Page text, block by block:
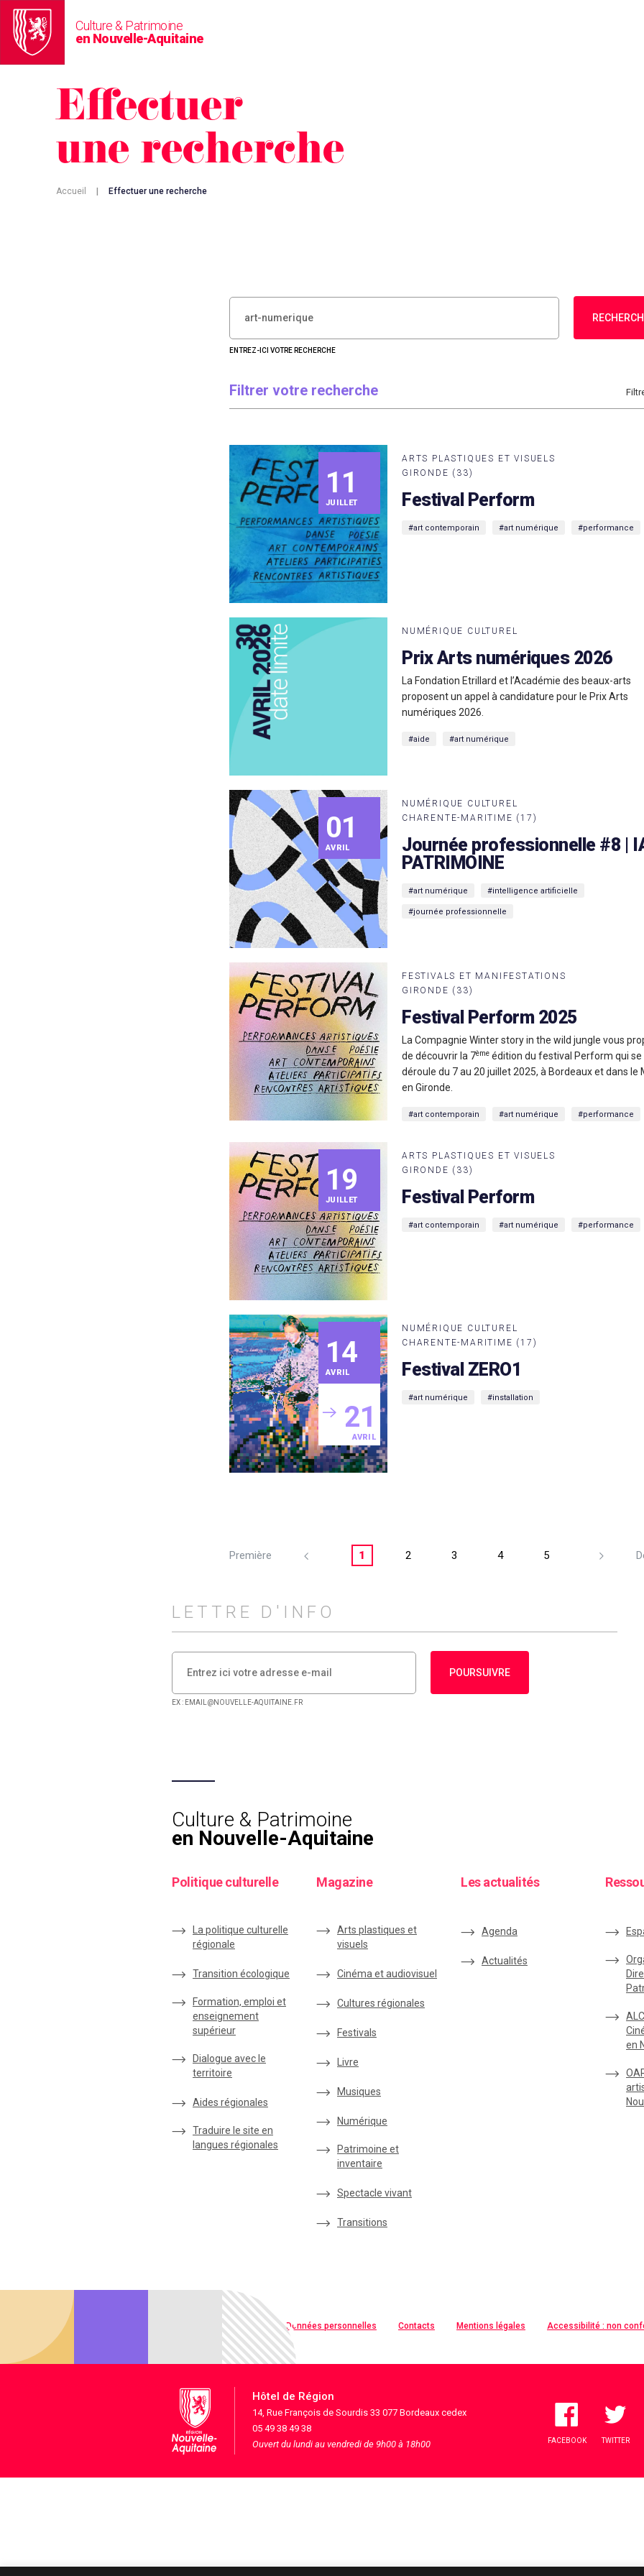
Culture & Patrimoine
en Nouvelle-Aquitaine
Effectuer
une recherche
Accueil Effectuer une recherche
RECHERCHER :
ENTREZ-ICI VOTRE RECHERCHE
Filtrer votre recherche
11
JUILLET
ARTS PLASTIQUES ET VISUELS
GIRONDE (33)
Festival Perform
#art contemporain #art numérique #performance
NUMÉRIQUE CULTUREL
Prix Arts numériques 2026
La Fondation Etrillard et l’Académie des beaux-arts
proposent un appel à candidature pour le Prix Arts
numériques 2026.
#aide #art numérique
01
AVRIL
NUMÉRIQUE CULTUREL
CHARENTE-MARITIME (17)
Journée professionnelle #8 |
PATRIMOINE
#art numérique #intelligence artificielle
#journée professionnelle
FESTIVALS ET MANIFESTATIONS
GIRONDE (33)
Festival Perform 2025
La Compagnie Winter story in the wild jungle vous
de découvrir la 7ème édition du festival Perform qui se
déroule du 7 au 20 juillet 2025, à Bordeaux et dans le
en Gironde.
#art contemporain #art numérique #performance
19
JUILLET
ARTS PLASTIQUES ET VISUELS
GIRONDE (33)
Festival Perform
#art contemporain #art numérique #performance
14
AVRIL
21
AVRIL
NUMÉRIQUE CULTUREL
CHARENTE-MARITIME (17)
Festival ZERO1
#art numérique #installation
Première 1 2 3 4 5
LETTRE D'INFO
POURSUIVRE
EX : EMAIL@NOUVELLE-AQUITAINE.FR
Culture & Patrimoine
en Nouvelle-Aquitaine
Politique culturelle
La politique culturelle
régionale
Transition écologique
Formation, emploi et
enseignement
supérieur
Dialogue avec le
territoire
Aides régionales
Traduire le site en
langues régionales
Magazine
Arts plastiques et
visuels
Cinéma et audiovisuel
Cultures régionales
Festivals
Livre
Musiques
Numérique
Patrimoine et
inventaire
Spectacle vivant
Transitions
Les actualités
Agenda
Actualités
en
Qualité web Données personnelles Contacts Mentions légales Accessibilité : non
Hôtel de Région
14, Rue François de Sourdis 33 077 Bordeaux cedex
05 49 38 49 38
Ouvert du lundi au vendredi de 9h00 à 18h00
FACEBOOK TWITTER